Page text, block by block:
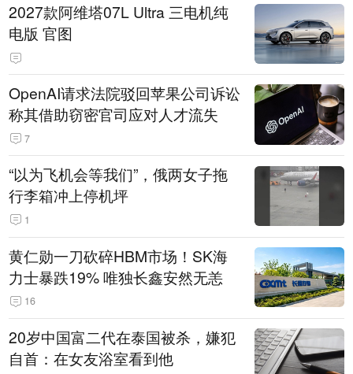
2027款阿维塔07L Ultra 三电机纯
电版 官图
OpenAI请求法院驳回苹果公司诉讼
称其借助窃密官司应对人才流失
7
“以为飞机会等我们”，俄两女子拖
行李箱冲上停机坪
1
黄仁勋一刀砍碎HBM市场！SK海
力士暴跌19% 唯独长鑫安然无恙
16
20岁中国富二代在泰国被杀，嫌犯
自首：在女友浴室看到他